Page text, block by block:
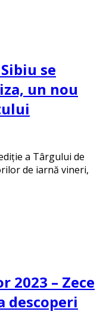
se
un nou
a Târgului de
de iarnă vineri,
2023 – Zece
descoperi